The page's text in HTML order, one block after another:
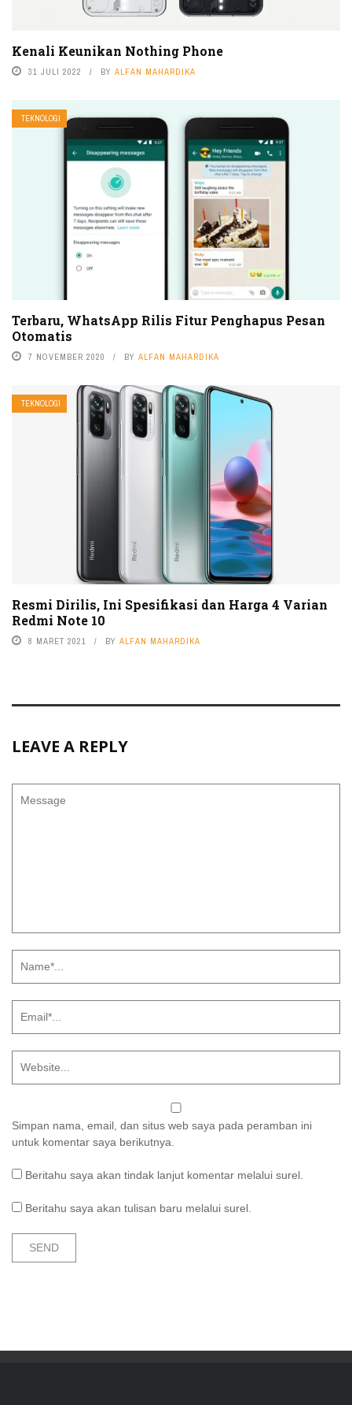
Kenali Keunikan Nothing Phone
31 JULI 2022 BY ALFAN MAHARDIKA
TEKNOLOGI
Terbaru, WhatsApp Rilis Fitur Penghapus Pesan
Otomatis
7 NOVEMBER 2020 BY ALFAN MAHARDIKA
TEKNOLOGI
Resmi Dirilis, Ini Spesifikasi dan Harga 4 Varian
Redmi Note 10
8 MARET 2021 BY ALFAN MAHARDIKA
LEAVE A REPLY
Simpan nama, email, dan situs web saya pada peramban ini
untuk komentar saya berikutnya.
Beritahu saya akan tindak lanjut komentar melalui surel.
Beritahu saya akan tulisan baru melalui surel.